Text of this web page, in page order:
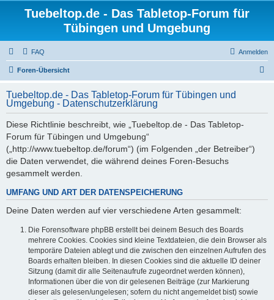
Tuebeltop.de - Das Tabletop-Forum für
Tübingen und Umgebung
FAQ Anmelden
Foren-Übersicht
h
Tuebeltop.de - Das Tabletop-Forum für Tübingen und
Umgebung - Datenschutzerklärung
Diese Richtlinie beschreibt, wie „Tuebeltop.de - Das Tabletop-
Forum für Tübingen und Umgebung“
(„http://www.tuebeltop.de/forum“) (im Folgenden „der Betreiber“)
die Daten verwendet, die während deines Foren-Besuchs
gesammelt werden.
UMFANG UND ART DER DATENSPEICHERUNG
Deine Daten werden auf vier verschiedene Arten gesammelt:
Die Forensoftware phpBB erstellt bei deinem Besuch des Boards
mehrere Cookies. Cookies sind kleine Textdateien, die dein Browser als
temporäre Dateien ablegt und die zwischen den einzelnen Aufrufen des
Boards erhalten bleiben. In diesen Cookies sind die aktuelle ID deiner
Sitzung (damit dir alle Seitenaufrufe zugeordnet werden können),
Informationen über die von dir gelesenen Beiträge (zur Markierung
dieser als gelesen/ungelesen; sofern du nicht angemeldet bist) sowie